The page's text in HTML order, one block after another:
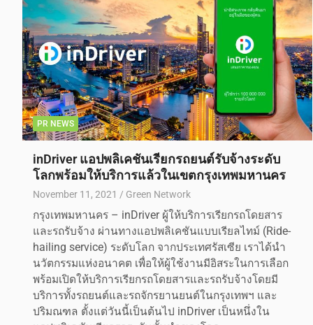
PR NEWS
inDriver แอปพลิเคชันเรียกรถยนต์รับจ้างระดับ
โลกพร้อมให้บริการแล้วในเขตกรุงเทพมหานคร
November 11, 2021 Green Network
กรุงเทพมหานคร – inDriver ผู้ให้บริการเรียกรถโดยสาร
และรถรับจ้าง ผ่านทางแอปพลิเคชันแบบเรียลไทม์ (Ride-
hailing service) ระดับโลก จากประเทศรัสเซีย เราได้นำ
นวัตกรรมแห่งอนาคต เพื่อให้ผู้ใช้งานมีอิสระในการเลือก
พร้อมเปิดให้บริการเรียกรถโดยสารและรถรับจ้างโดยมี
บริการทั้งรถยนต์และรถจักรยานยนต์ในกรุงเทพฯ และ
ปริมณฑล ตั้งแต่วันนี้เป็นต้นไป inDriver เป็นหนึ่งใน